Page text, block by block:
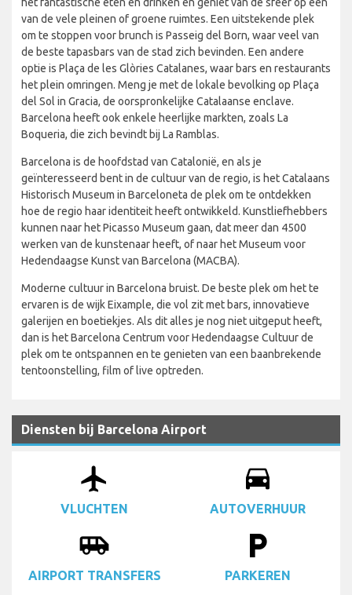
van de vele pleinen of groene ruimtes. Een uitstekende plek
om te stoppen voor brunch is Passeig del Born, waar veel van
de beste tapasbars van de stad zich bevinden. Een andere
optie is Plaça de les Glòries Catalanes, waar bars en restaurants
het plein omringen. Meng je met de lokale bevolking op Plaça
del Sol in Gracia, de oorspronkelijke Catalaanse enclave.
Barcelona heeft ook enkele heerlijke markten, zoals La
Boqueria, die zich bevindt bij La Ramblas.
Barcelona is de hoofdstad van Catalonië, en als je
geïnteresseerd bent in de cultuur van de regio, is het Catalaans
Historisch Museum in Barceloneta de plek om te ontdekken
hoe de regio haar identiteit heeft ontwikkeld. Kunstliefhebbers
kunnen naar het Picasso Museum gaan, dat meer dan 4500
werken van de kunstenaar heeft, of naar het Museum voor
Hedendaagse Kunst van Barcelona (MACBA).
Moderne cultuur in Barcelona bruist. De beste plek om het te
ervaren is de wijk Eixample, die vol zit met bars, innovatieve
galerijen en boetiekjes. Als dit alles je nog niet uitgeput heeft,
dan is het Barcelona Centrum voor Hedendaagse Cultuur de
plek om te ontspannen en te genieten van een baanbrekende
tentoonstelling, film of live optreden.
Diensten bij Barcelona Airport
airplanemode_active
VLUCHTEN
drive_eta
AUTOVERHUUR
airport_shuttle
AIRPORT TRANSFERS
local_parking
PARKEREN